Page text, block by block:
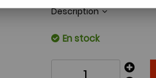
Description
En stock